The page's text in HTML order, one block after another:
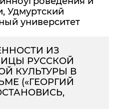
Удмуртский
университет
ИЗ
РУССКОЙ
КУЛЬТУРЫ В
(«ГЕОРГИЙ